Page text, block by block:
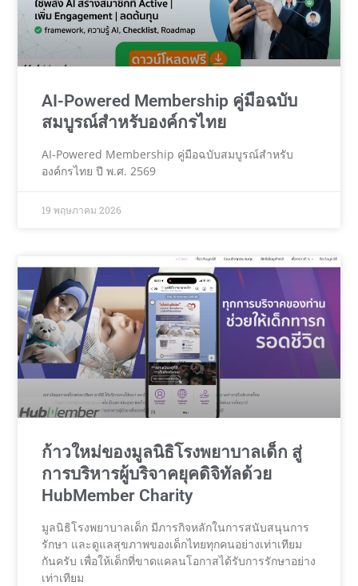
AI-Powered Membership คู่มือฉบับ
สมบูรณ์สำหรับองค์กรไทย
AI-Powered Membership คู่มือฉบับสมบูรณ์สำหรับ
องค์กรไทย ปี พ.ศ. 2569
19 พฤษภาคม 2026
ก้าวใหม่ของมูลนิธิโรงพยาบาลเด็ก สู่
การบริหารผู้บริจาคยุคดิจิทัลด้วย
HubMember Charity
มูลนิธิโรงพยาบาลเด็ก มีภารกิจหลักในการสนับสนุนการ
รักษา และดูแลสุขภาพของเด็กไทยทุกคนอย่างเท่าเทียม
กันครับ เพื่อให้เด็กที่ขาดแคลนโอกาสได้รับการรักษาอย่าง
เท่าเทียม